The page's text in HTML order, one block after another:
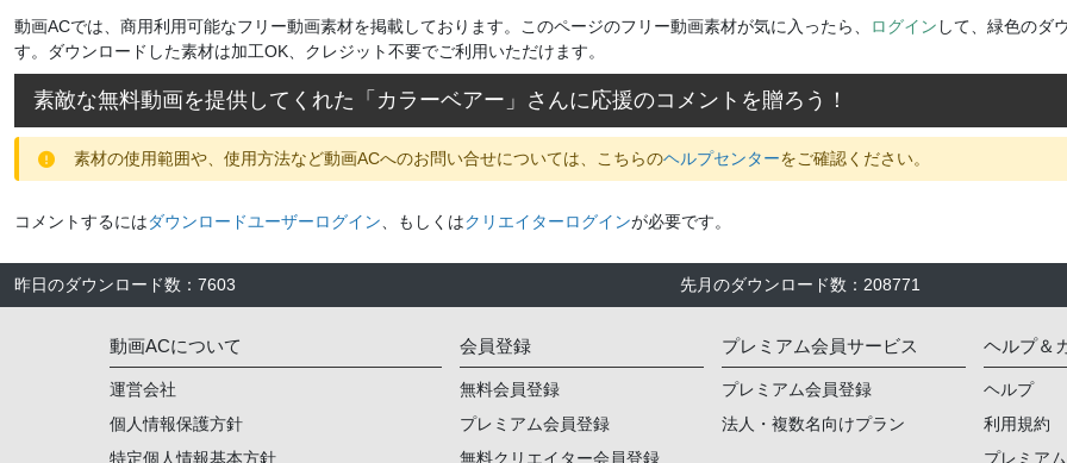
動画ACでは、商用利用可能なフリー動画素材を掲載しております。このページのフリー動画素材が気に入ったら、 ログイン して、緑色のダ
す。ダウンロードした素材は加工OK、クレジット不要でご利用いただけます。
素敵な無料動画を提供してくれた「 カラーベアー 」さんに応援のコメントを贈ろう！
素材の使用範囲や、使用方法など動画ACへのお問い合せについては、こちらのヘルプセンターをご確認ください。
コメントするにはダウンロードユーザーログイン 、もしくはクリエイターログインが必要です。
昨日のダウンロード数 ： 7603 先月のダウンロード数 ： 208771
動画ACについて
運営会社
個人情報保護方針
特定個人情報基本方針
会員登録
無料会員登録
プレミアム会員登録
無料クリエイター会員登録
プレミアム会員サービス
プレミアム会員登録
法人・複数名向けプラン
ヘルプ＆
ヘルプ
利用規約
プレミア